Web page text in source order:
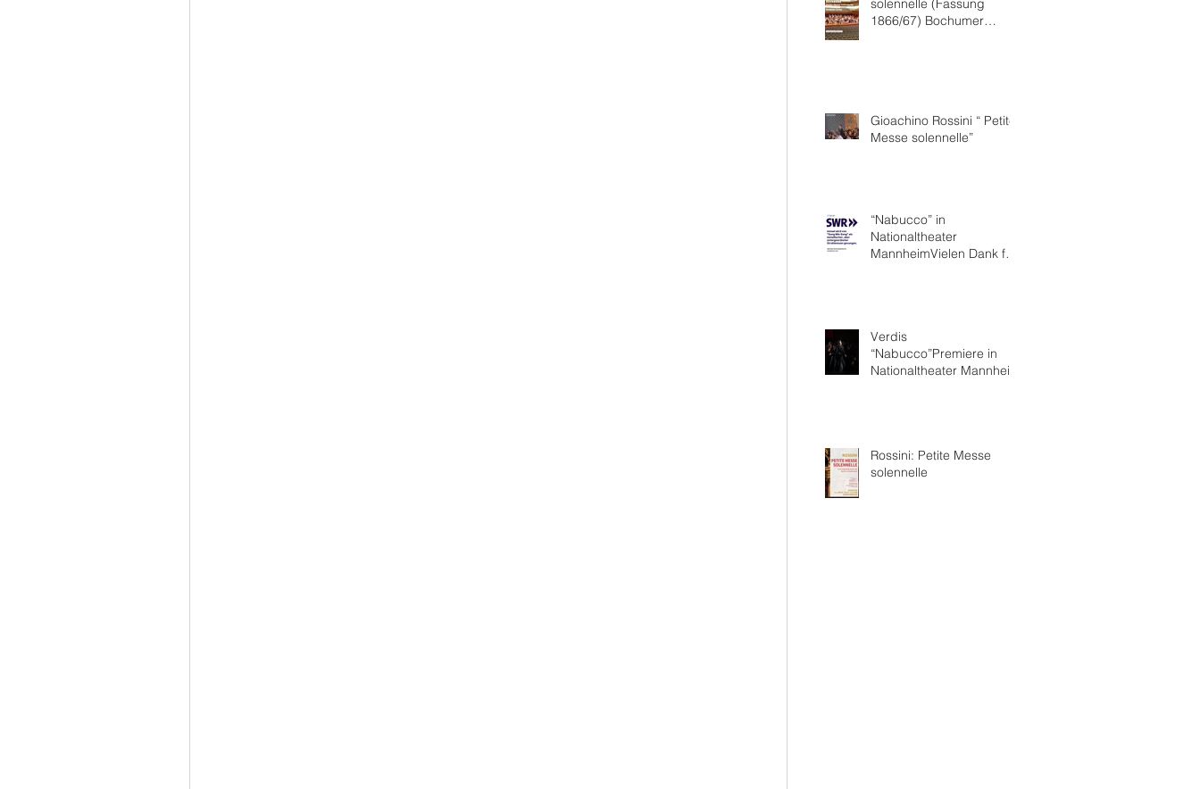
solennelle (Fassung
1866/67) Bochumer
Gioachino Rossini “ Petite
Messe solennelle”
“Nabucco” in
Nationaltheater
MannheimVielen Dank für
Verdis
“Nabucco”Premiere in
Nationaltheater Mannheim
Rossini: Petite Messe
solennelle